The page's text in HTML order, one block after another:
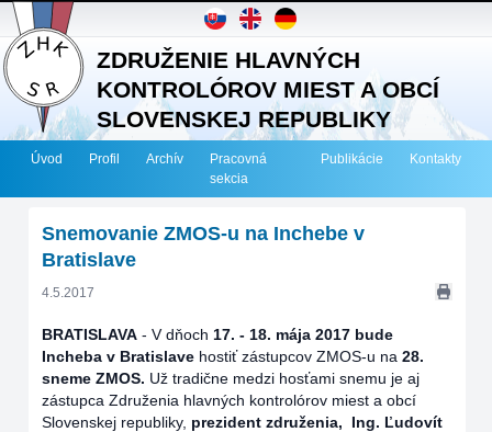
ZDRUŽENIE HLAVNÝCH
KONTROLÓROV MIEST A OBCÍ
SLOVENSKEJ REPUBLIKY
Úvod Profil Archív
Pracovná
sekcia
Publikácie Kontakty
Snemovanie ZMOS-u na Inchebe v
Bratislave
4.5.2017
BRATISLAVA - V dňoch 17. - 18. mája 2017 bude
Incheba v Bratislave hostiť zástupcov ZMOS-u na 28.
sneme ZMOS. Už tradične medzi hosťami snemu je aj
zástupca Združenia hlavných kontrolórov miest a obcí
Slovenskej republiky, prezident združenia, Ing. Ľudovít